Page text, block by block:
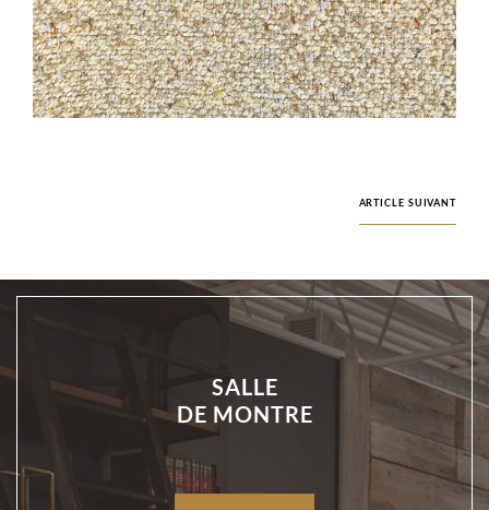
ARTICLE SUIVANT
SALLE
DE MONTRE